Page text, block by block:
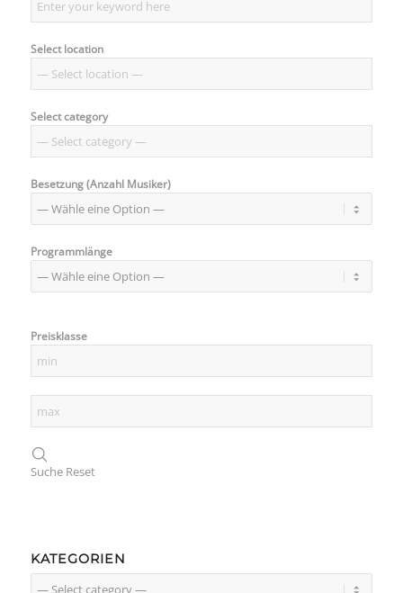
Select location
Select category
Besetzung (Anzahl Musiker)
Programmlänge
Preisklasse
Suche Reset
KATEGORIEN